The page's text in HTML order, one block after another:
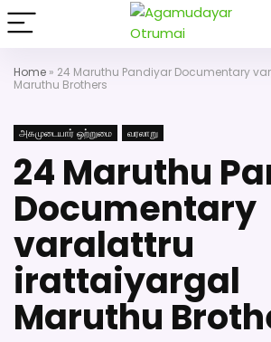
Home » 24 Maruthu Pandiyar Documentary
Maruthu Brothers
அகமுடையார் ஒற்றுமை வரலாறு
24 Maruthu
Documentary
varalattru
irattaiyargal
Maruthu
அகமுடையார் திருமண வரன்களுக்கு
திருமண சேவை!